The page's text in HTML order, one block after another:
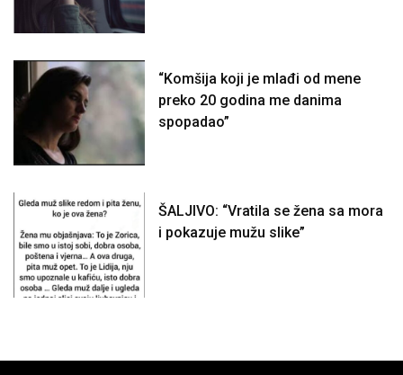
“Komšija koji je mlađi od mene
preko 20 godina me danima
spopadao”
ŠALJIVO: “Vratila se žena sa mora
i pokazuje mužu slike”